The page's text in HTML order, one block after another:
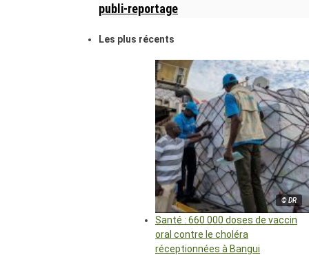
publi-reportage
Les plus récents
© DR
Santé : 660 000 doses de vaccin
oral contre le choléra
réceptionnées à Bangui